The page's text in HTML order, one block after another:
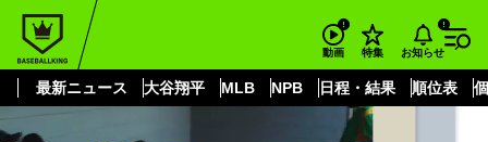
動画 特集 お知らせ
最新ニュース 大谷翔平 MLB NPB 日程・結果 順位表
もっと見る